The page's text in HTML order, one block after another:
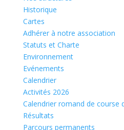
Historique
Cartes
Adhérer à notre association
Statuts et Charte
Environnement
Evénements
Calendrier
Activités 2026
Calendrier romand de course
Résultats
Parcours permanents